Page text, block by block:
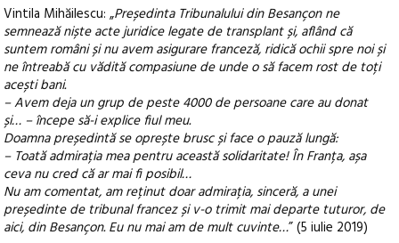
Vintila Mihăilescu: „Președinta Tribunalului din Besançon ne
semnează niște acte juridice legate de transplant și, aflând că
suntem români și nu avem asigurare franceză, ridică ochii spre noi și
ne întreabă cu vădită compasiune de unde o să facem rost de toți
acești bani.
– Avem deja un grup de peste 4000 de persoane care au donat
și… – începe să-i explice fiul meu.
Doamna președintă se oprește brusc și face o pauză lungă:
– Toată admirația mea pentru această solidaritate! În Franța, așa
ceva nu cred că ar mai fi posibil…
Nu am comentat, am reținut doar admirația, sinceră, a unei
președinte de tribunal francez și v-o trimit mai departe tuturor, de
aici, din Besançon. Eu nu mai am de mult cuvinte…” (5 iulie 2019)